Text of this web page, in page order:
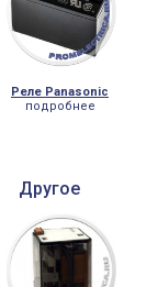
Реле Panasonic
подробнее
Другое